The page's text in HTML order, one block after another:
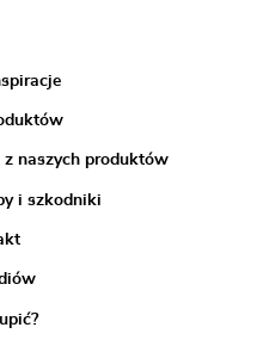
naszych produktów
i szkodniki